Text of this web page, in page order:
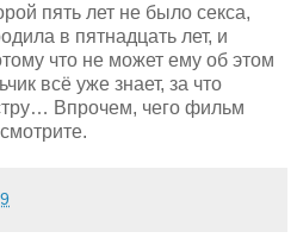
пять лет не было секса,
в пятнадцать лет, и
что не может ему об этом
всё уже знает, за что
Впрочем, чего фильм